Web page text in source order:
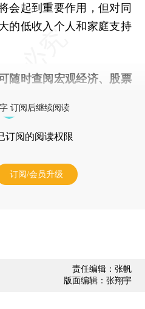
会起到重要作用，但对同
的低收入个人和家庭支持
可随时查阅宏观经济、股票
订阅后继续阅读
订阅的阅读权限
订阅/会员升级
责任编辑：张帆
版面编辑：张翔宇